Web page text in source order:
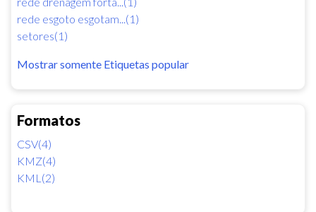
rede esgoto esgotam...(1)
setores(1)
Mostrar somente Etiquetas popular
Formatos
CSV(4)
KMZ(4)
KML(2)